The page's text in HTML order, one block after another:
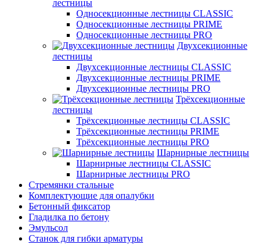
лестницы
Односекционные лестницы CLASSIC
Односекционные лестницы PRIME
Односекционные лестницы PRO
Двухсекционные
лестницы
Двухсекционные лестницы CLASSIC
Двухсекционные лестницы PRIME
Двухсекционные лестницы PRO
Трёхсекционные
лестницы
Трёхсекционные лестницы CLASSIC
Трёхсекционные лестницы PRIME
Трёхсекционные лестницы PRO
Шарнирные лестницы
Шарнирные лестницы CLASSIC
Шарнирные лестницы PRO
Стремянки стальные
Комплектующие для опалубки
Бетонный фиксатор
Гладилка по бетону
Эмульсол
Станок для гибки арматуры